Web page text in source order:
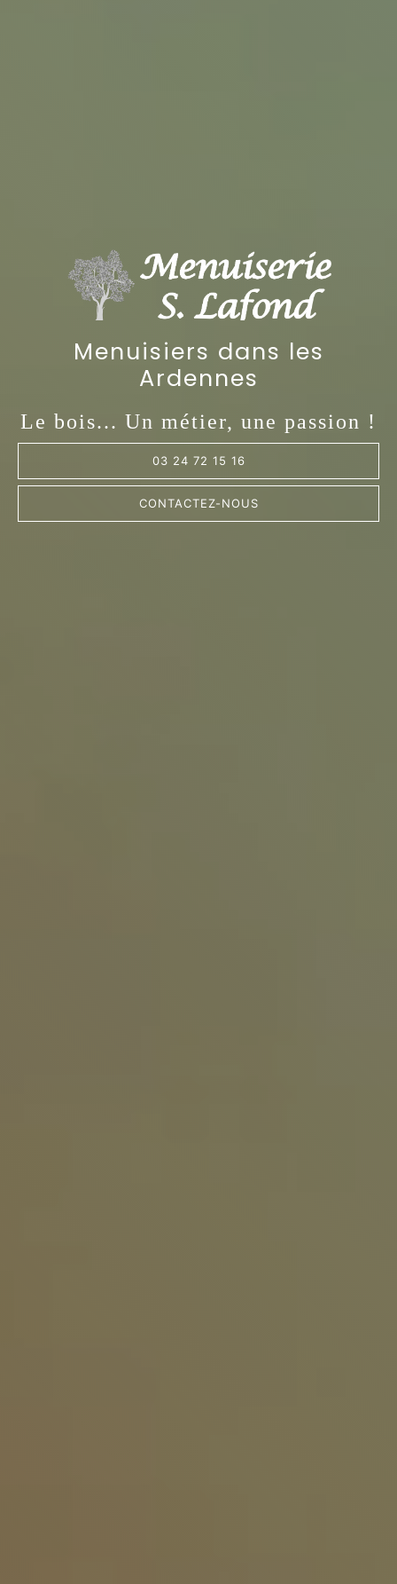
Menuisiers dans les
Ardennes
Le bois... Un métier, une passion !
03 24 72 15 16
CONTACTEZ-NOUS